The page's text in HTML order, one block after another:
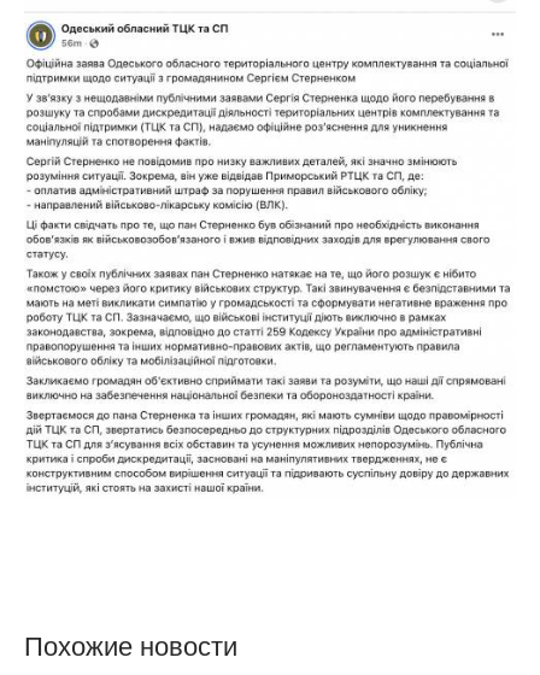
Похожие новости